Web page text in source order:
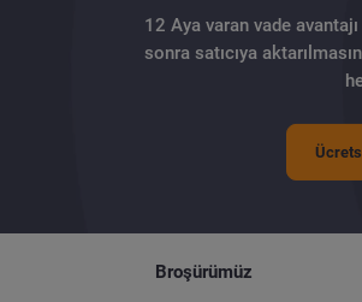
12 Aya varan vade
sonra satıcıya
Broşürümüz